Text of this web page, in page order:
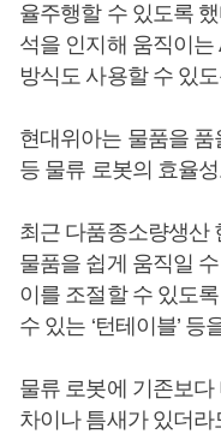
율주행할 수 있도록
석을 인지해 움직이는
방식도 사용할 수 있
현대위아는 물품을
등 물류 로봇의 효율
최근 다품종소량생산
물품을 쉽게 움직일
이를 조절할 수 있도록
수 있는 ‘턴테이블’ 등
물류 로봇에 기존보다
차이나 틈새가 있더